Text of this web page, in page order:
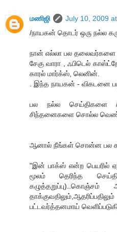
மணிஜி
July 10, 2009
/நாயகன் தொடர் ஒரு நல்ல
நான் எல்லா பல தலைவர்களை
சேகு வாரா , ஃபிடெல்
காரல் மார்க்ஸ், லெனின்.
. இந்த நாயகன் - விகடனை
பல நல்ல செய்திகளை /
சிந்தனைகளை சொல்ல
ஆனால் நீங்கள் சொன்ன பல
"இன் பாக்ஸ் என்ற பெயரில்
மூலம் தெரிந்த
கழுத்தறுப்பு)..கொஞ்சம்
பட்டவர்த்தனமாய்